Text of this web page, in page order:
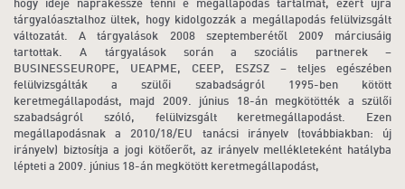
tárgyalóasztalhoz ültek, hogy kidolgozzák a megállapodás felülvizsgált
változatát. A tárgyalások 2008 szeptemberétől 2009 márciusáig
tartottak. A tárgyalások során a szociális partnerek –
BUSINESSEUROPE, UEAPME, CEEP, ESZSZ – teljes egészében
felülvizsgálták a szülői szabadságról 1995-ben kötött
keretmegállapodást, majd 2009. június 18-án megkötötték a szülői
szabadságról szóló, felülvizsgált keretmegállapodást. Ezen
megállapodásnak a 2010/18/EU tanácsi irányelv (továbbiakban: új
irányelv) biztosítja a jogi kötőerőt, az irányelv mellékleteként hatályba
lépteti a 2009. június 18-án megkötött keretmegállapodást,